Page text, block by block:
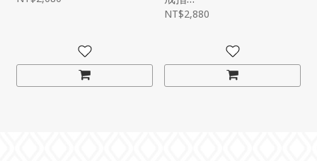
【RY08EI006_M.S925#0.5
NT$2,880